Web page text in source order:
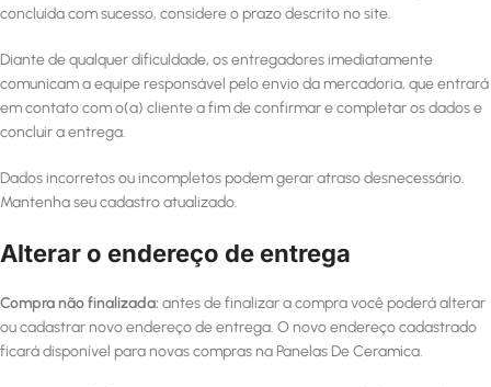
concluída com sucesso, considere o prazo descrito no site.
Diante de qualquer dificuldade, os entregadores imediatamente
comunicam a equipe responsável pelo envio da mercadoria, que entrará
em contato com o(a) cliente a fim de confirmar e completar os dados e
concluir a entrega.
Dados incorretos ou incompletos podem gerar atraso desnecessário.
Mantenha seu cadastro atualizado.
Alterar o endereço de entrega
Compra não finalizada: antes de finalizar a compra você poderá alterar
ou cadastrar novo endereço de entrega. O novo endereço cadastrado
ficará disponível para novas compras na Panelas De Ceramica.